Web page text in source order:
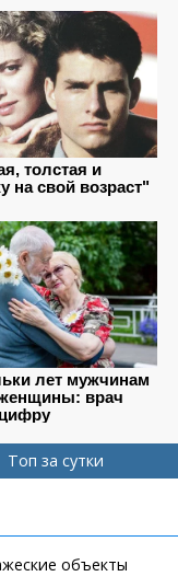
Топ за сутки
объекты